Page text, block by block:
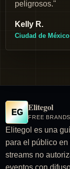
peligrosos."
Kelly R.
Ciudad de México
EG Elitegol
FREE
Elitegol es una
para el público
streams no
eventos con